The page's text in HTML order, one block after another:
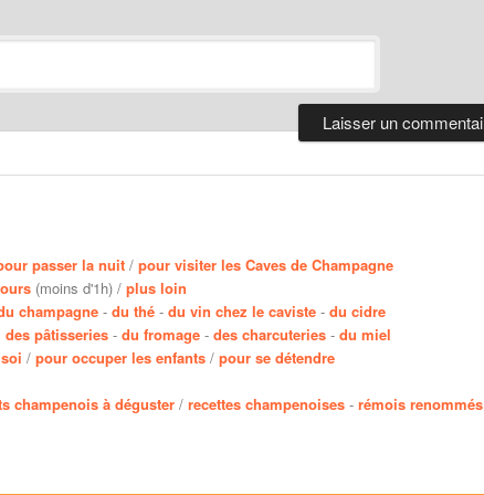
passer la nuit / pour visiter les Caves de Champagne
(moins d'1h) / plus loin
champagne - du thé - du vin chez le caviste - du cidre
des pâtisseries - du fromage - des charcuteries - du miel
/ pour occuper les enfants / pour se détendre
champenois à déguster / recettes champenoises - rémois renommés